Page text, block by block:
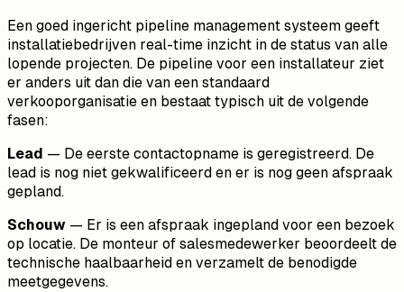
Een goed ingericht pipeline management systeem geeft
installatiebedrijven real-time inzicht in de status van alle
lopende projecten. De pipeline voor een installateur ziet
er anders uit dan die van een standaard
verkooporganisatie en bestaat typisch uit de volgende
fasen:
Lead — De eerste contactopname is geregistreerd. De
lead is nog niet gekwalificeerd en er is nog geen afspraak
gepland.
Schouw — Er is een afspraak ingepland voor een bezoek
op locatie. De monteur of salesmedewerker beoordeelt de
technische haalbaarheid en verzamelt de benodigde
meetgegevens.